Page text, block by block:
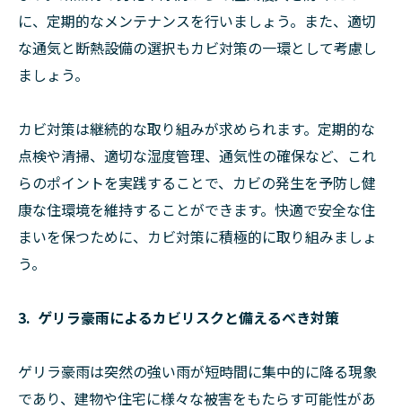
に、定期的なメンテナンスを行いましょう。また、適切
な通気と断熱設備の選択もカビ対策の一環として考慮し
ましょう。
カビ対策は継続的な取り組みが求められます。定期的な
点検や清掃、適切な湿度管理、通気性の確保など、これ
らのポイントを実践することで、カビの発生を予防し健
康な住環境を維持することができます。快適で安全な住
まいを保つために、カビ対策に積極的に取り組みましょ
う。
3. ゲリラ豪雨によるカビリスクと備えるべき対策
ゲリラ豪雨は突然の強い雨が短時間に集中的に降る現象
であり、建物や住宅に様々な被害をもたらす可能性があ